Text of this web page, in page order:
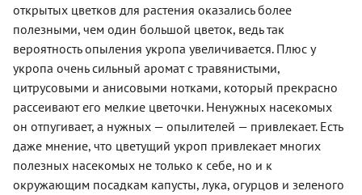
открытых цветков для растения оказались более
полезными, чем один большой цветок, ведь так
вероятность опыления укропа увеличивается. Плюс у
укропа очень сильный аромат с травянистыми,
цитрусовыми и анисовыми нотками, который прекрасно
рассеивают его мелкие цветочки. Ненужных насекомых
он отпугивает, а нужных — опылителей — привлекает. Есть
даже мнение, что цветущий укроп привлекает многих
полезных насекомых не только к себе, но и к
окружающим посадкам капусты, лука, огурцов и зеленого